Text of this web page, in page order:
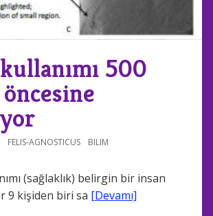
500
FELIS-AGNOSTICUS BILIM
(sağlaklık) belirgin bir insan
9 kişiden biri sa [Devamı]